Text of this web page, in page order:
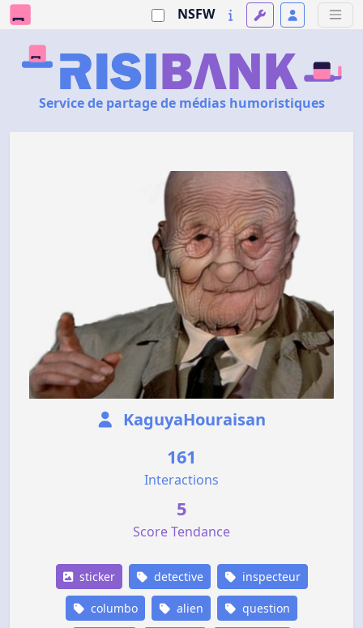
NSFW
Service de partage de médias humoristiques
KaguyaHouraisan
161
Interactions
5
Score Tendance
sticker detective inspecteur
columbo alien question